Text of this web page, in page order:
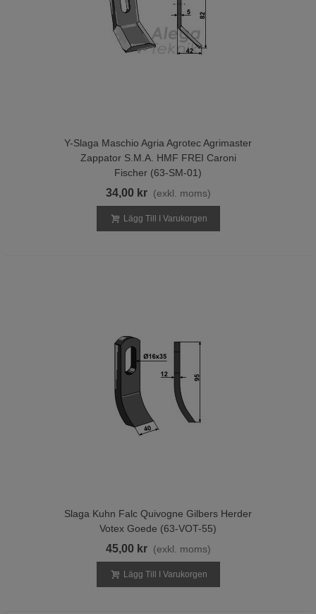
Y-Slaga Maschio Agria Agrotec Agrimaster
Zappator S.M.A. HMF FREI Caroni
Fischer (63-SM-01)
34,00 kr (exkl. moms)
Lägg Till I Varukorgen
Slaga Kuhn Falc Quivogne Gilbers Herder
Votex Goede (63-VOT-55)
45,00 kr (exkl. moms)
Lägg Till I Varukorgen